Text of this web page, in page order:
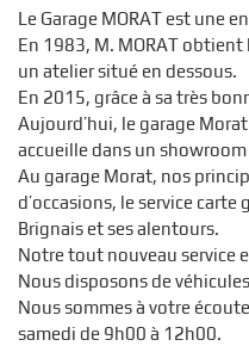
Le Garage MORAT est une
En 1983, M. MORAT
un atelier situé en dessous.
En 2015, grâce à sa très
Aujourd’hui, le garage
accueille dans un
Au garage Morat, nos
d’occasions, le service
Brignais et ses alentours.
Notre tout nouveau service
Nous disposons de
Nous sommes à votre
samedi de 9h00 à 12h00.